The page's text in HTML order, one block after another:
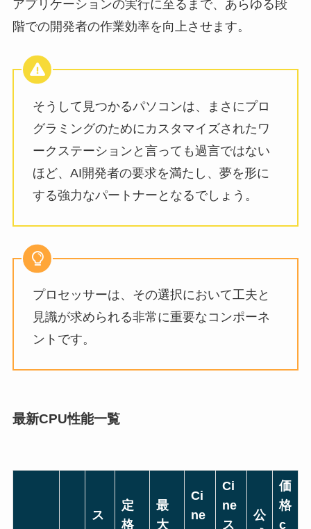
アプリケーションの実行に至るまで、あらゆる段
階での開発者の作業効率を向上させます。
そうして見つかるパソコンは、まさにプロ
グラミングのためにカスタマイズされたワ
ークステーションと言っても過言ではない
ほど、AI開発者の要求を満たし、夢を形に
する強力なパートナーとなるでしょう。
プロセッサーは、その選択において工夫と
見識が求められる非常に重要なコンポーネ
ントです。
最新CPU性能一覧
ス
定
格
最
大
Ci
ne
Ci
ne
ス
公
価
格
c